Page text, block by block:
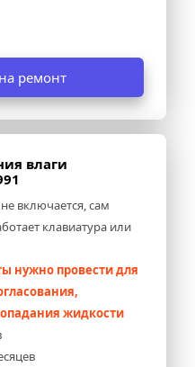
ремонт
влаги
включается, сам
клавиатура или
нужно провести для
жидкости